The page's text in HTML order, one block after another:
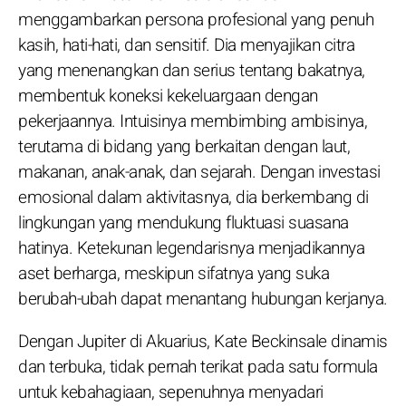
menggambarkan persona profesional yang penuh
kasih, hati-hati, dan sensitif. Dia menyajikan citra
yang menenangkan dan serius tentang bakatnya,
membentuk koneksi kekeluargaan dengan
pekerjaannya. Intuisinya membimbing ambisinya,
terutama di bidang yang berkaitan dengan laut,
makanan, anak-anak, dan sejarah. Dengan investasi
emosional dalam aktivitasnya, dia berkembang di
lingkungan yang mendukung fluktuasi suasana
hatinya. Ketekunan legendarisnya menjadikannya
aset berharga, meskipun sifatnya yang suka
berubah-ubah dapat menantang hubungan kerjanya.
Dengan Jupiter di Akuarius, Kate Beckinsale dinamis
dan terbuka, tidak pernah terikat pada satu formula
untuk kebahagiaan, sepenuhnya menyadari